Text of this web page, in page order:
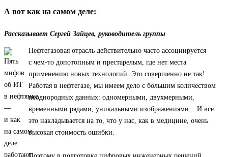
А вот как на самом деле:
Рассказывает Сергей Зайцев, руководитель группы
Нефтегазовая отрасль действительно часто ассоциируется
с чем-то допотопным и престарелым, где нет места
применению новых технологий. Это совершенно не так!
Работая в нефтегазе, мы имеем дело с большим количеством
неоднородных данных: одномерными, двухмерными,
временными рядами, уникальными изображениями... И все
это накладывается на то, что у нас, как в медицине, очень
высокая стоимость ошибки.